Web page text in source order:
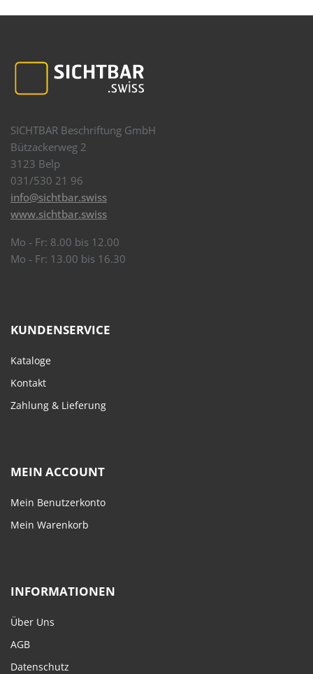
SICHTBAR Beschriftung GmbH
Bützackerweg 2
3123 Belp
031/530 21 96
info@sichtbar.swiss
www.sichtbar.swiss
Mo - Fr: 8.00 bis 12.00
Mo - Fr: 13.00 bis 16.30
KUNDENSERVICE
Kataloge
Kontakt
Zahlung & Lieferung
MEIN ACCOUNT
Mein Benutzerkonto
Mein Warenkorb
INFORMATIONEN
Über Uns
AGB
Datenschutz